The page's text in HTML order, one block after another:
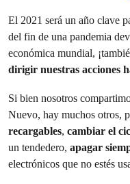
El 2021 será un año clave
del fin de una pandemia
económica mundial,
dirigir nuestras acciones
Si bien nosotros
Nuevo, hay muchos otros,
recargables, cambiar el
un tendedero, apagar
electrónicos que no estés